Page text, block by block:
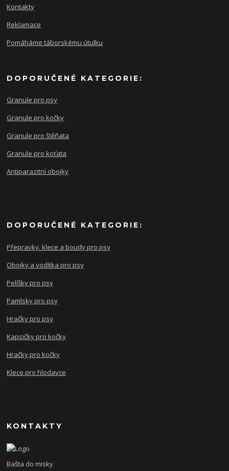
Kontakty
Reklamace
Pomáháme táborskému útulku
DOPORUČENÉ KATEGORIE:
Granule pro psy
Granule pro kočky
Granule pro štěňata
Granule pro koťata
Antiparazitní obojky
DOPORUČENÉ KATEGORIE:
Přepravky. klece a boudy pro psy
Obojky a vodítka pro psy
Pelíšky pro psy
Pamlsky pro psy
Hračky pro psy
Kapsičky pro kočky
Hračky pro kočky
Klece pro hlodavce
KONTAKTY
Bašta do misky